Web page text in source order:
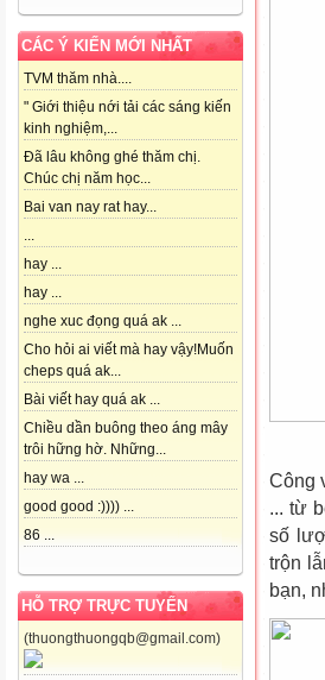
CÁC Ý KIẾN MỚI NHẤT
TVM thăm nhà....
" Giới thiệu nới tải các sáng kiến
kinh nghiệm,...
Đã lâu không ghé thăm chị.
Chúc chị năm học...
Bai van nay rat hay...
...
hay ...
hay ...
nghe xuc đọng quá ak ...
Cho hỏi ai viết mà hay vậy!Muốn
cheps quá ak...
Bài viết hay quá ak ...
Chiều dần buông theo áng mây
trôi hững hờ. Những...
hay wa ...
good good :)))) ...
86 ...
HỖ TRỢ TRỰC TUYẾN
(thuongthuongqb@gmail.com)
Công
... từ
số
trộn
bạn,